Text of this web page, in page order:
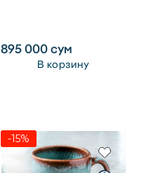
895 000сум
В корзину
-15%